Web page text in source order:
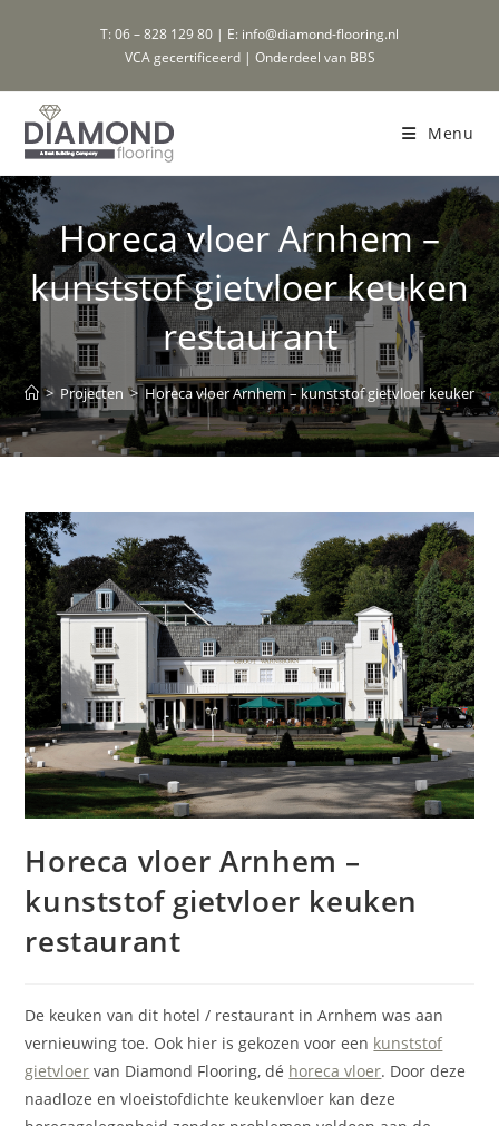
T: 06 – 828 129 80 | E: info@diamond-flooring.nl
VCA gecertificeerd | Onderdeel van BBS
Menu
Horeca vloer Arnhem –
kunststof gietvloer keuken
restaurant
> Projecten > Horeca vloer Arnhem – kunststof gietvloer keuken
Horeca vloer Arnhem –
kunststof gietvloer keuken
restaurant
De keuken van dit hotel / restaurant in Arnhem was aan
vernieuwing toe. Ook hier is gekozen voor een kunststof
gietvloer van Diamond Flooring, dé horeca vloer. Door deze
naadloze en vloeistofdichte keukenvloer kan deze